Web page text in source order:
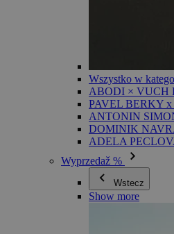
Wszystko w
ABODI × VUCH
PAVEL BERKY
ANTONIN
DOMINIK
ADELA
Wyprzedaž %
Wstecz
Show more